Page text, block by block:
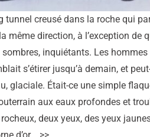
tunnel creusé dans la roche qui
même direction, à l’exception de
sombres, inquiétants. Les
s’étirer jusqu’à demain, et
glaciale. Était-ce une simple
aux eaux profondes et
deux yeux, des yeux
d’or …>>